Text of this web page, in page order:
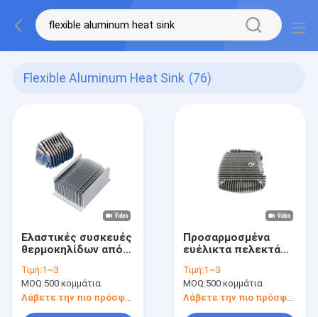
Flexible Aluminum Heat Sink (76)
Ελαστικές συσκευές
θερμοκηλίδων από
χυτοσίδηρο για την
αυτοκινητοβιομηχανία
Αντίσταση στη
διάβρωση
Τιμή:1~3
MOQ:500 κομμάτια
Λάβετε την πιο πρόσφατη τιμή
Προσαρμοσμένα
ευέλικτα πελεκτά
θέρμανσης
εξαρτήματα ψυγείου
ψύξης ψύξης
Τιμή:1~3
MOQ:500 κομμάτια